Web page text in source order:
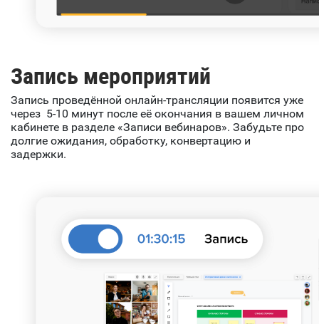
Запись мероприятий
Запись проведённой онлайн-трансляции появится уже
через 5-10 минут после её окончания в вашем личном
кабинете в разделе «Записи вебинаров». Забудьте про
долгие ожидания, обработку, конвертацию и
задержки.